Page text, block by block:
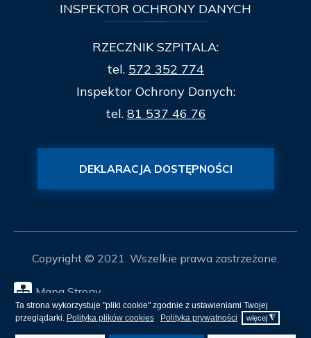
Ta strona wykorzystuje "pliki cookie" zgodnie z ustawieniami Twojej
przeglądarki. Polityka plików cookies Polityka prywatności więcej ◮
INSPEKTOR OCHRONY DANYCH
RZECZNIK SZPITALA:
tel. 572 352 774
Inspektor Ochrony Danych:
tel. 81 537 46 76
DEKLARACJA DOSTĘPNOŚCI
Copyright © 2021. Wszelkie prawa zastrzeżone.
Mapa Strony
Projekt i realizacjaitee.pl